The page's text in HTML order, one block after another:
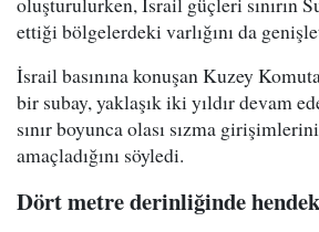
ettiği bölgelerdeki varlığını da
İsrail basınına konuşan Kuzey
bir subay, yaklaşık iki yıldır devam
sınır boyunca olası sızma
amaçladığını söyledi.
Dört metre derinliğinde